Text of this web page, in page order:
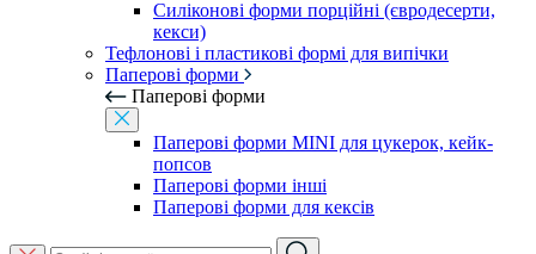
Силіконові форми порційні (євродесерти,
кекси)
Тефлонові і пластикові формі для випічки
Паперові форми
Паперові форми
Паперові форми MINI для цукерок, кейк-
попсов
Паперові форми інші
Паперові форми для кексів